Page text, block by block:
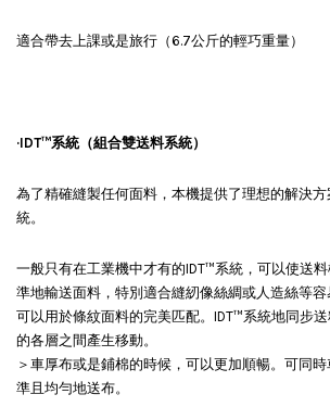
適合帶去上課或是旅行（6.7公斤的輕巧重量）
·IDT™系統（組合雙送料系統）
為了精確縫製任何面料，本機提供了理想的解決
統。
一般只有在工業機中才有的IDT™系統，可以使送
準地輸送面料，特別適合縫紉像絲綢或人造絲等
可以用於條紋面料的完美匹配。IDT™系統地同步
的各層之間產生移動。
＞車厚布或是鋪棉的時候，可以更加順暢。可同
準且均勻地送布。